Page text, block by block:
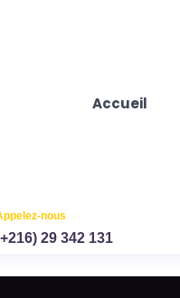
Accueil
nous
29 342 131